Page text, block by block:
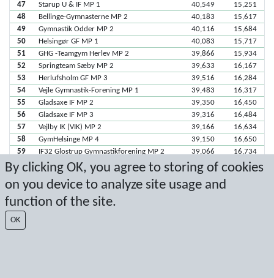
By clicking OK, you agree to storing of cookies
on you device to analyze site usage and
function of the site.
OK
47
Starup U & IF MP 1 40,549
15,251
48
Bellinge-Gymnasterne MP 2 40,183
15,617
49
Gymnastik Odder MP 2 40,116
15,684
50
Helsingør GF MP 1 40,083
15,717
51
GHG -Teamgym Herlev MP 2 39,866
15,934
52
Springteam Sæby MP 2 39,633
16,167
53
Herlufsholm GF MP 3 39,516
16,284
54
Vejle Gymnastik-Forening MP 1 39,483
16,317
55
Gladsaxe IF MP 2 39,350
16,450
56
Gladsaxe IF MP 3 39,316
16,484
57
Vejlby IK (VIK) MP 2 39,166
16,634
58
GymHelsinge MP 4 39,150
16,650
59
IF32 Glostrup Gymnastikforening MP 2 39,066
16,734
60
Svendborg GF MP 1 38,550
17,250
Vejen GF MP 1 38,516
61
Nivå GF MP 2 38,516
63
Herlev Gymnastik, HI MP 1
64
65